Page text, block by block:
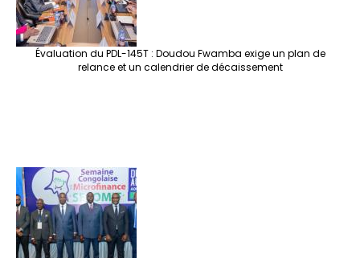
Évaluation du PDL-145T : Doudou Fwamba exige un plan de
relance et un calendrier de décaissement